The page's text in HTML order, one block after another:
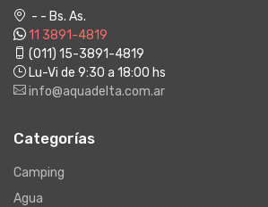
- - Bs. As.
11 3891-4819
(011) 15-3891-4819
Lu-Vi de 9:30 a 18:00 hs
info@aquadelta.com.ar
Categorías
Camping
Agua